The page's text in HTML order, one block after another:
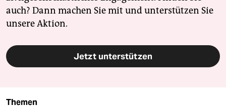
auch? Dann machen Sie mit und unterstützen Sie
unsere Aktion.
Jetzt unterstützen
Themen